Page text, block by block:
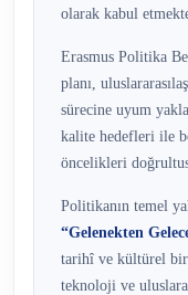
olarak kabul
Erasmus Politika
planı,
sürecine uyum
kalite hedefleri ile
öncelikleri
Politikanın temel
“Gelenekten
tarihî ve kültürel
teknoloji ve